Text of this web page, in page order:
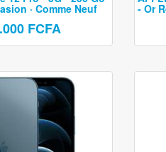
· Comme Neuf
FCFA
- Or